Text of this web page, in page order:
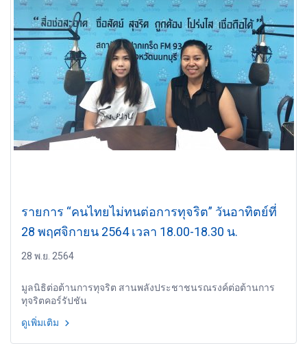
รายการ “คนไทยไม่ทนต่อการทุจริต” วันอาทิตย์ที่
28 พฤศจิกายน 2564 เวลา 18.00-18.30 น.
28 พ.ย. 2564
มูลนิธิต่อต้านการทุจริต สานพลังประชาชนรณรงค์ต่อต้านการ
ทุจริตคอร์รัปชัน
ดูเพิ่มเติม